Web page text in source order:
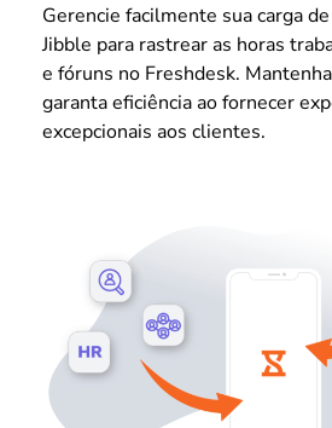
Gerencie facilmente sua carga
Jibble para rastrear as horas
e fóruns no Freshdesk.
garanta eficiência ao fornecer
excepcionais aos clientes.